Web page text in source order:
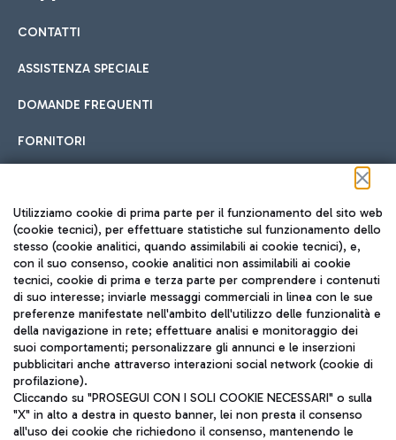
Cucina Internazionale
Fast Food
Hotel in aeroporto
Scegli l'alloggio più adatto e approfitta della vicinanza
all'aeroporto.
Car sharing
Con il Car Sharing è ancora più facile spostarsi
Treno
Raggiungi velocemente l'aeroporto di Fiumicino da Roma
tramite i servizi ferroviari Trenitalia.
CONTATTI
ASSISTENZA SPECIALE
DOMANDE FREQUENTI
FORNITORI
Seguici sui social
TRAVEL JOURNAL
ITA
Utilizziamo cookie di prima parte per il funzionamento del sito web
(cookie tecnici), per effettuare statistiche sul funzionamento dello
stesso (cookie analitici, quando assimilabili ai cookie tecnici), e,
con il suo consenso, cookie analitici non assimilabili ai cookie
tecnici, cookie di prima e terza parte per comprendere i contenuti
di suo interesse; inviarle messaggi commerciali in linea con le sue
preferenze manifestate nell'ambito dell'utilizzo delle funzionalità e
della navigazione in rete; effettuare analisi e monitoraggio dei
suoi comportamenti; personalizzare gli annunci e le inserzioni
pubblicitari anche attraverso interazioni social network (cookie di
profilazione).
Cliccando su "PROSEGUI CON I SOLI COOKIE NECESSARI" o sulla
"X" in alto a destra in questo banner, lei non presta il consenso
all'uso dei cookie che richiedono il consenso, mantenendo le